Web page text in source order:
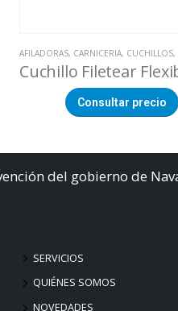
AFILADORAS, CARNICERIA, CUCHILLOS,
Consultar precio
del gobierno de
SERVICIOS
QUIÉNES SOMOS
NOVEDADES